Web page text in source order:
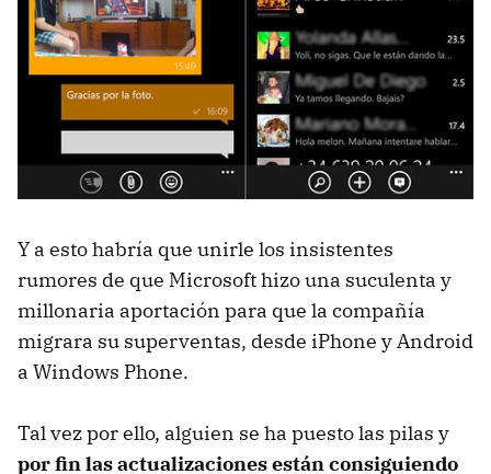
Y a esto habría que unirle los insistentes
rumores de que Microsoft hizo una suculenta y
millonaria aportación para que la compañía
migrara su superventas, desde iPhone y Android
a Windows Phone.
Tal vez por ello, alguien se ha puesto las pilas y
por fin las actualizaciones están consiguiendo